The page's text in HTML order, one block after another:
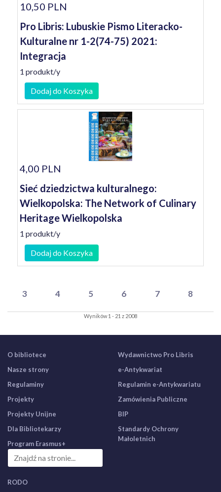
10,50 PLN
Pro Libris: Lubuskie Pismo Literacko-
Kulturalne nr 1-2(74-75) 2021:
Integracja
1 produkt/y
Dodaj do Koszyka
4,00 PLN
Sieć dziedzictwa kulturalnego:
Wielkopolska: The Network of Culinary
Heritage Wielkopolska
1 produkt/y
Dodaj do Koszyka
3 4 5 6 7 8
Wyników 1 - 21 z 2008
O bibliotece
Nasze strony
Regulaminy
Projekty
Projekty Unijne
Dla Bibliotekarzy
Program Erasmus+
Wydawnictwo Pro Libris
e-Antykwariat
Regulamin e-Antykwariatu
Zamówienia Publiczne
BIP
Standardy Ochrony
Małoletnich
RODO